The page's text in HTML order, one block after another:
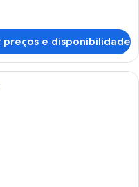
preços e disponibilidade
de hotel com duas camas